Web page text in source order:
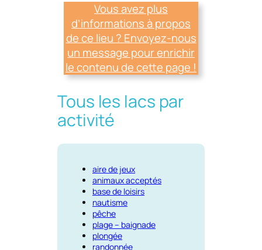
Vous avez plus
d’informations à propos
de ce lieu ? Envoyez-nous
un message pour enrichir
le contenu de cette page !
Tous les lacs par
activité
aire de jeux
animaux acceptés
base de loisirs
nautisme
pêche
plage – baignade
plongée
randonnée